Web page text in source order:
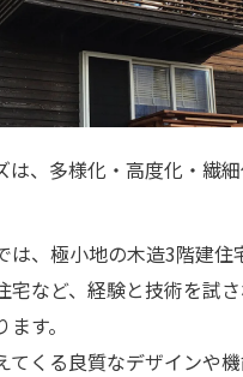
は、多様化・高度化・繊
は、極小地の木造3階建住
宅など、経験と技術を試
す。
てくる良質なデザインや